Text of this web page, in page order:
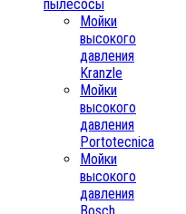
пылесосы
Мойки
высокого
давления
Kranzle
Мойки
высокого
давления
Portotecnica
Мойки
высокого
давления